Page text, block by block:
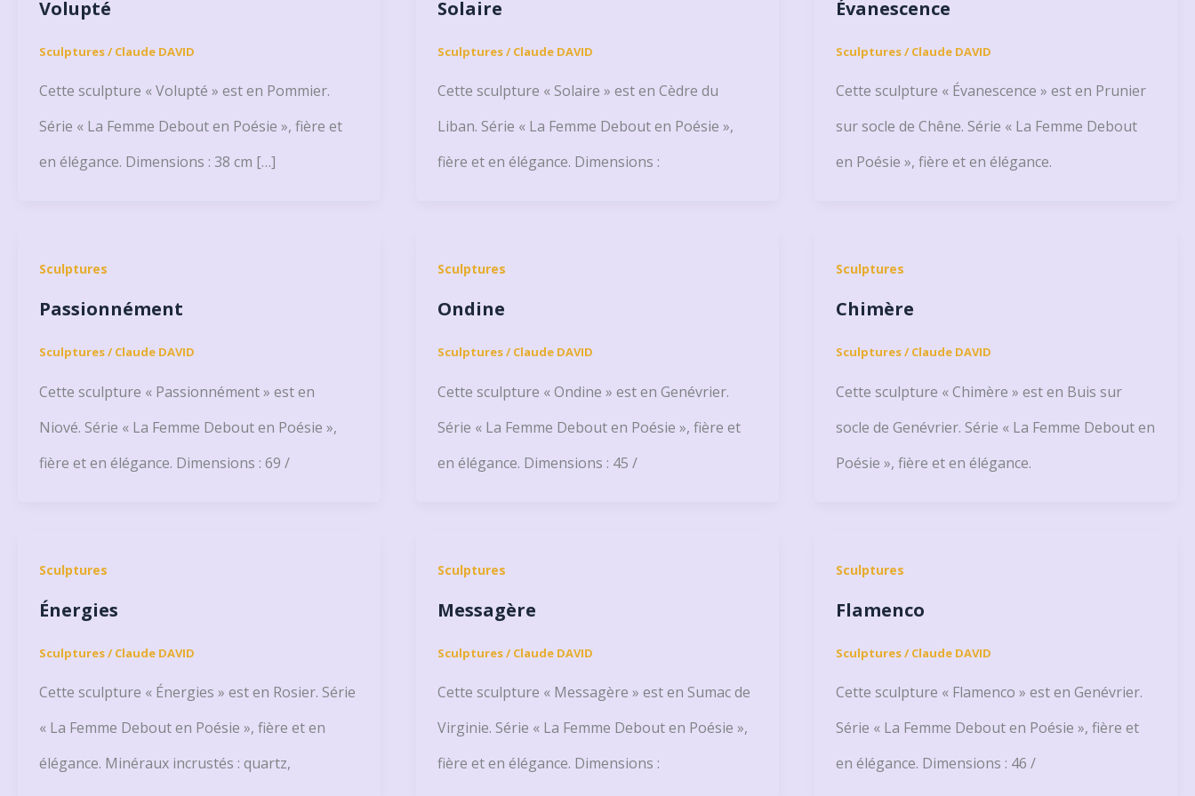
Volupté
Sculptures/Claude DAVID
Cette sculpture « Volupté » est en Pommier.
Série « La Femme Debout en Poésie », fière et
en élégance. Dimensions : 38 cm […]
Solaire
Sculptures/Claude DAVID
Cette sculpture « Solaire » est en Cèdre du
Liban. Série « La Femme Debout en Poésie »,
fière et en élégance. Dimensions :
Évanescence
Sculptures/Claude DAVID
Cette sculpture « Évanescence » est en Prunier
sur socle de Chêne. Série « La Femme Debout
en Poésie », fière et en élégance.
Sculptures
Passionnément
Sculptures/Claude DAVID
Cette sculpture « Passionnément » est en
Niové. Série « La Femme Debout en Poésie »,
fière et en élégance. Dimensions : 69 /
Sculptures
Ondine
Sculptures/Claude DAVID
Cette sculpture « Ondine » est en Genévrier.
Série « La Femme Debout en Poésie », fière et
en élégance. Dimensions : 45 /
Sculptures
Chimère
Sculptures/Claude DAVID
Cette sculpture « Chimère » est en Buis sur
socle de Genévrier. Série « La Femme Debout en
Poésie », fière et en élégance.
Sculptures
Énergies
Sculptures/Claude DAVID
Cette sculpture « Énergies » est en Rosier. Série
« La Femme Debout en Poésie », fière et en
élégance. Minéraux incrustés : quartz,
Sculptures
Messagère
Sculptures/Claude DAVID
Cette sculpture « Messagère » est en Sumac de
Virginie. Série « La Femme Debout en Poésie »,
fière et en élégance. Dimensions :
Sculptures
Flamenco
Sculptures/Claude DAVID
Cette sculpture « Flamenco » est en Genévrier.
Série « La Femme Debout en Poésie », fière et
en élégance. Dimensions : 46 /